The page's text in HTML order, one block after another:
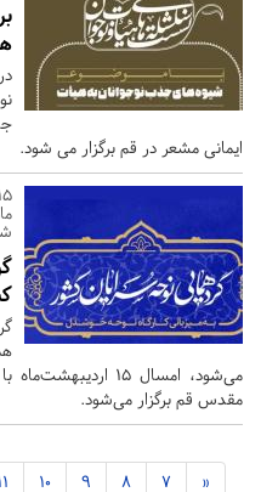
ایمانی مشعر در قم برگزار می شود.
می‌شود، امسال ۱۵
مقدس قم برگزار می‌شود.
«
7
8
9
10